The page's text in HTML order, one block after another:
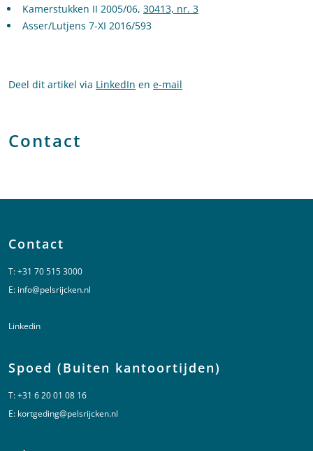
Kamerstukken II 2005/06, 30413, nr. 3
Asser/Lutjens 7-XI 2016/593
Deel dit artikel via LinkedIn en e-mail
Contact
Contact
T:+31 70 515 3000
E: info@pelsrijcken.nl
Linkedin
Spoed (Buiten kantoortijden)
T:+31 6 20 01 08 16
E: kortgeding@pelsrijcken.nl